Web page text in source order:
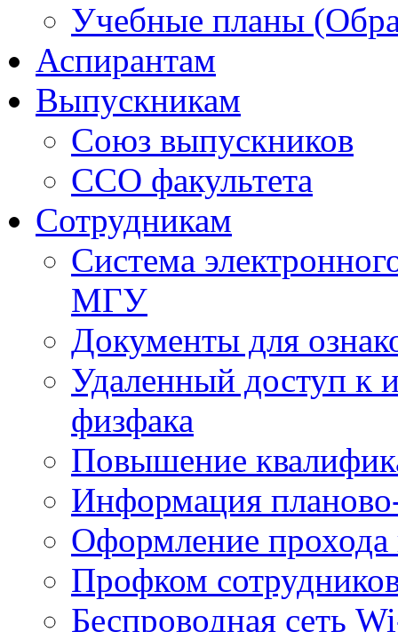
Учебные планы
Аспирантам
Выпускникам
Союз выпускников
ССО факультета
Сотрудникам
Система
МГУ
Документы для
Удаленный доступ к
физфака
Повышение
Информация
Оформление прохода
Профком
Беспроводная сеть